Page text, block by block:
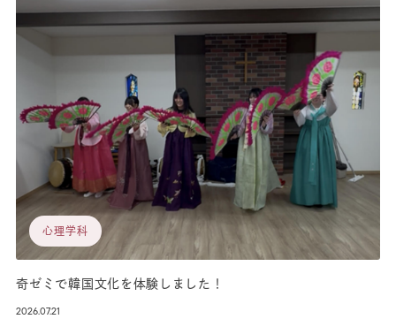
心理学科
奇ゼミで韓国文化を体験しました！
2026.07.21